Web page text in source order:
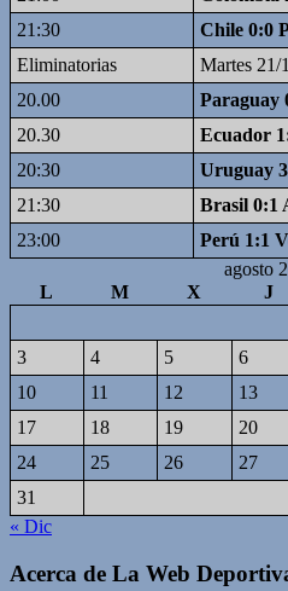
21:30
Chile 0:0
Eliminatorias
Martes 21/
20.00
Paraguay
20.30
Ecuador
20:30
Uruguay
21:30
Brasil 0:1
23:00
Perú 1:1
agosto
L
M X J
3
4 5 6
10
11 12 13
17
18 19 20
24
25 26 27
31
« Dic
Acerca de La Web